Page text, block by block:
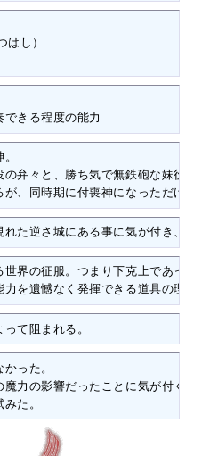
し）
きる程度の能力
弁々と、勝ち気で無鉄砲な妹役の
同時期に付喪神になっただけで
た逆さ城にある事に気が付き、そ
の征服。つまり下克上であった。
遺憾なく発揮できる道具の理想
て阻まれる。
った。
力の影響だったことに気が付くと
た。